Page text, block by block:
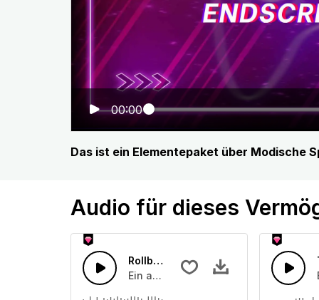
00:00
Das ist ein Elementepaket über Modische
Audio für dieses
Rollbahn-Spass
Ein angenehmes Uptempo-Popstück